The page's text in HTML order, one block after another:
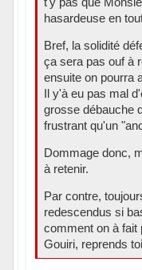
hasardeuse en
Bref, la solidité
ça sera pas ouf à
ensuite on pourra
Il y'à eu pas mal
grosse débauche
frustrant qu'un
Dommage donc,
à retenir.
Par contre,
redescendus si
comment on à fait
Gouiri, reprends